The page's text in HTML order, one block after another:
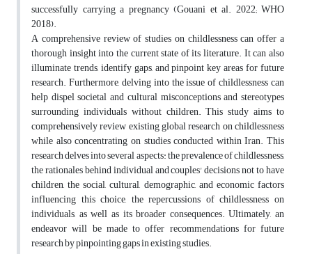
successfully carrying a pregnancy (Gouani et al. 2022; WHO
2018).
A comprehensive review of studies on childlessness can offer a
thorough insight into the current state of its literature. It can also
illuminate trends, identify gaps, and pinpoint key areas for future
research. Furthermore, delving into the issue of childlessness can
help dispel societal and cultural misconceptions and stereotypes
surrounding individuals without children. This study aims to
comprehensively review existing global research on childlessness
while also concentrating on studies conducted within Iran. This
research delves into several aspects: the prevalence of childlessness,
the rationales behind individual and couples' decisions not to have
children, the social, cultural, demographic, and economic factors
influencing this choice, the repercussions of childlessness on
individuals, as well as its broader consequences. Ultimately, an
endeavor will be made to offer recommendations for future
research by pinpointing gaps in existing studies.